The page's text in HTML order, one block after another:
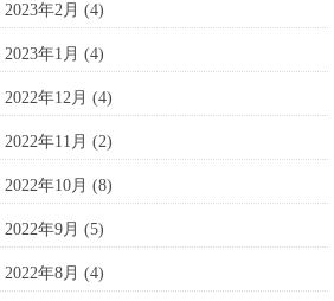
2023年2月 (4)
2023年1月 (4)
2022年12月 (4)
2022年11月 (2)
2022年10月 (8)
2022年9月 (5)
2022年8月 (4)